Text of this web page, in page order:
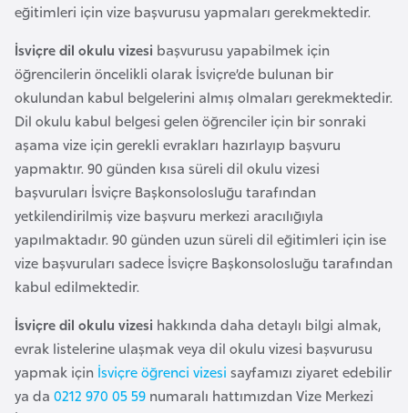
eğitimleri için vize başvurusu yapmaları gerekmektedir.
İsviçre dil okulu vizesi başvurusu yapabilmek için
öğrencilerin öncelikli olarak İsviçre’de bulunan bir
okulundan kabul belgelerini almış olmaları gerekmektedir.
Dil okulu kabul belgesi gelen öğrenciler için bir sonraki
aşama vize için gerekli evrakları hazırlayıp başvuru
yapmaktır. 90 günden kısa süreli dil okulu vizesi
başvuruları İsviçre Başkonsolosluğu tarafından
yetkilendirilmiş vize başvuru merkezi aracılığıyla
yapılmaktadır. 90 günden uzun süreli dil eğitimleri için ise
vize başvuruları sadece İsviçre Başkonsolosluğu tarafından
kabul edilmektedir.
İsviçre dil okulu vizesi hakkında daha detaylı bilgi almak,
evrak listelerine ulaşmak veya dil okulu vizesi başvurusu
yapmak için İsviçre öğrenci vizesi sayfamızı ziyaret edebilir
ya da 0212 970 05 59 numaralı hattımızdan Vize Merkezi
u
y
a
n
a
H
n
d
s
t
a
n